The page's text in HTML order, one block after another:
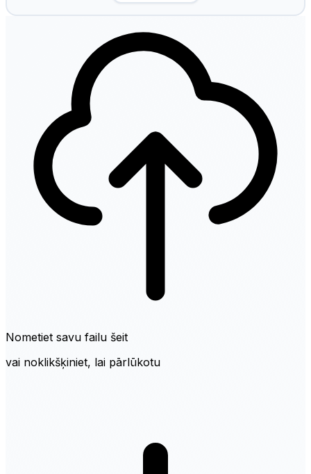
Nometiet savu failu šeit
vai noklikšķiniet, lai pārlūkotu